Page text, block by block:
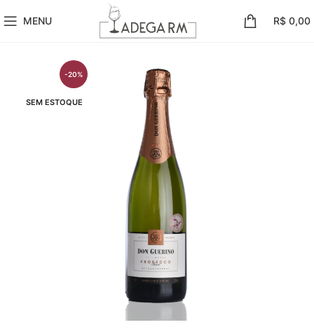
MENU R$ 0,00
-20%
SEM ESTOQUE